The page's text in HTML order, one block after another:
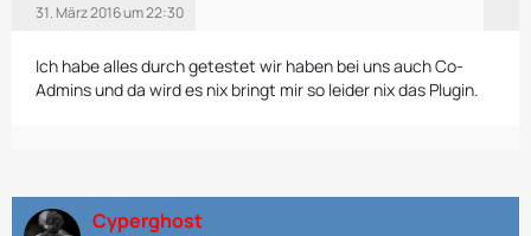
31. März 2016 um 22:30
Ich habe alles durch getestet wir haben bei uns auch Co-
Admins und da wird es nix bringt mir so leider nix das Plugin.
Cyperghost